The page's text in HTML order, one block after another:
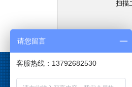
扫描
请您留言
客服热线：13792682530